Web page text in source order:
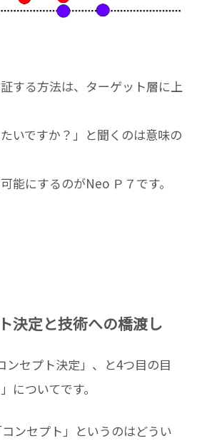
する方法は、ターゲット層に上
いですか？」と聞くのは意味の
能にするのがNeo Ｐ７です。
決定と技術への橋渡し
ンセプト決定」、と4つ目の目
についてです。
ンセプト」というのはどうい